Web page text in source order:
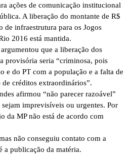
ações de comunicação institucional
A liberação do montante de R$
de infraestrutura para os Jogos
2016 está mantida.
que a liberação dos
provisória seria “criminosa, pois
e do PT com a população e a falta de
créditos extraordinários”.
afirmou “não parecer razoável”
imprevisíveis ou urgentes. Por
da MP não está de acordo com
não conseguiu contato com a
a publicação da matéria.